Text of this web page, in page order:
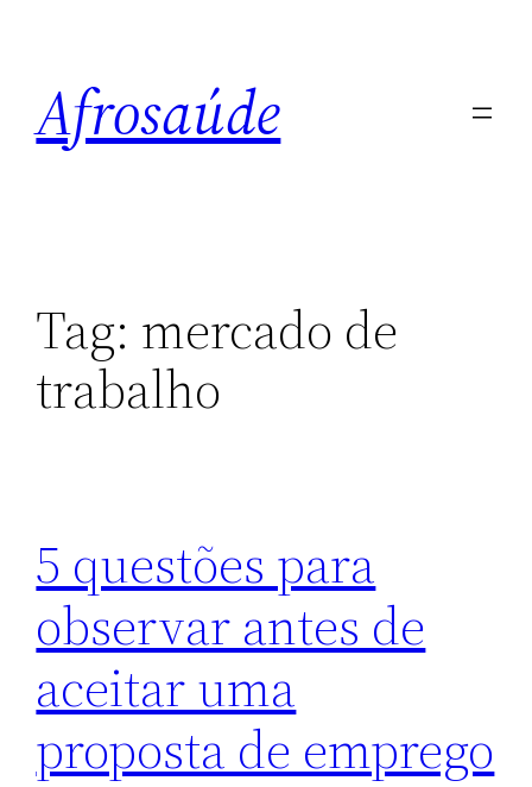
conteúdo
Afrosaúde
Tag: mercado de
trabalho
5 questões para
observar antes de
aceitar uma
proposta de emprego